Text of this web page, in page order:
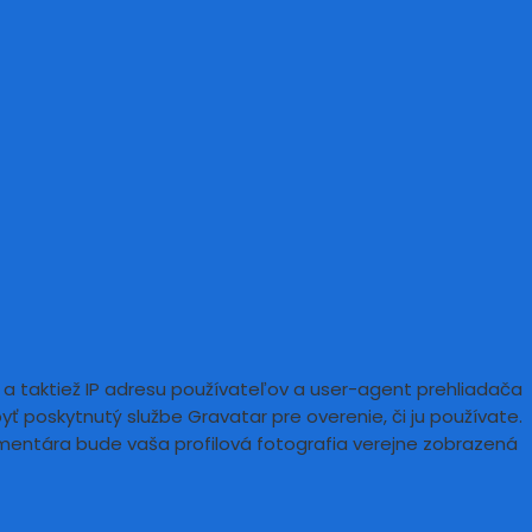
taktiež IP adresu používateľov a user-agent prehliadača
poskytnutý službe Gravatar pre overenie, či ju používate.
bude vaša profilová fotografia verejne zobrazená